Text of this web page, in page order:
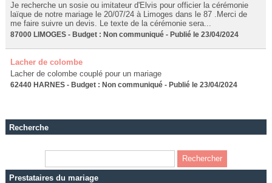
Je recherche un sosie ou imitateur d'Elvis pour officier la cérémonie
laïque de notre mariage le 20/07/24 à Limoges dans le 87 .Merci de
me faire suivre un devis. Le texte de la cérémonie sera...
87000 LIMOGES - Budget : Non communiqué - Publié le 23/04/2024
Lacher de colombe
Lacher de colombe couplé pour un mariage
62440 HARNES - Budget : Non communiqué - Publié le 23/04/2024
Recherche
Prestataires du mariage